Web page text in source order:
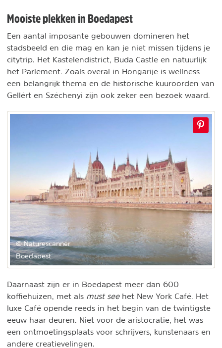
Mooiste plekken in Boedapest
Een aantal imposante gebouwen domineren het
stadsbeeld en die mag en kan je niet missen tijdens je
citytrip. Het Kastelendistrict, Buda Castle en natuurlijk
het Parlement. Zoals overal in Hongarije is wellness
een belangrijk thema en de historische kuuroorden van
Gellért en Széchenyi zijn ook zeker een bezoek waard.
© Naturescanner
Boedapest
Daarnaast zijn er in Boedapest meer dan 600
koffiehuizen, met als must seehet New York Café. Het
luxe Café opende reeds in het begin van de twintigste
eeuw haar deuren. Niet voor de aristocratie, het was
een ontmoetingsplaats voor schrijvers, kunstenaars en
andere creatievelingen.